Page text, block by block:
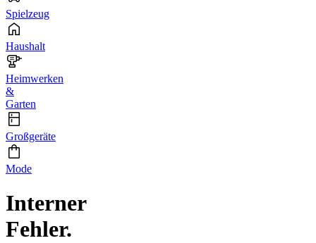
Spielzeug
Haushalt
Heimwerken
&
Garten
Großgeräte
Mode
Interner
Fehler.